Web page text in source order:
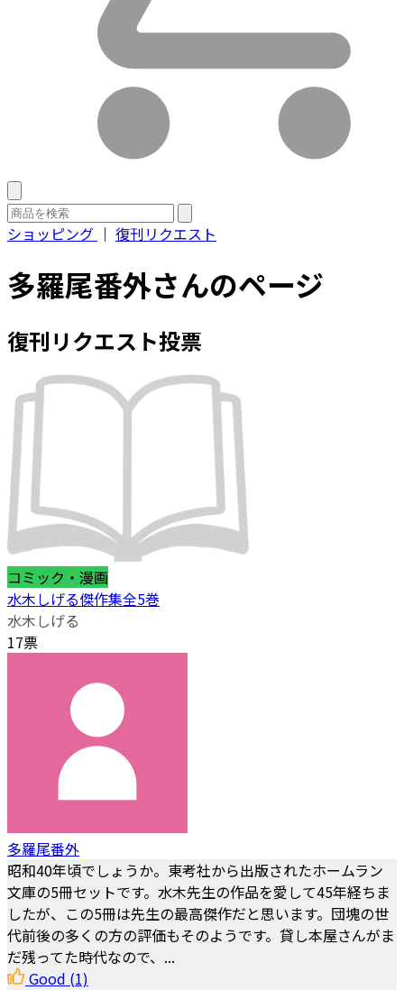
ショッピング ｜ 復刊リクエスト
多羅尾番外さんのページ
復刊リクエスト投票
コミック・漫画
水木しげる傑作集全5巻
水木しげる
17票
多羅尾番外
昭和40年頃でしょうか。東考社から出版されたホームラン
文庫の5冊セットです。水木先生の作品を愛して45年経ちま
したが、この5冊は先生の最高傑作だと思います。団塊の世
代前後の多くの方の評価もそのようです。貸し本屋さんがま
だ残ってた時代なので、...
Good (1)